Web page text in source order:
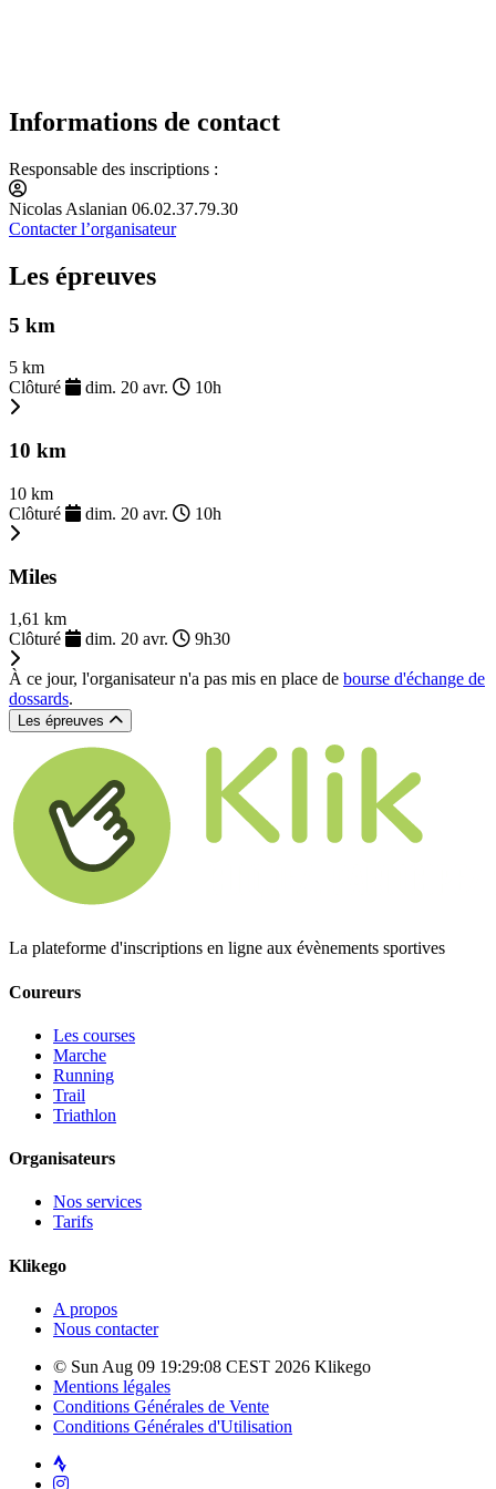
Informations de contact
Responsable des inscriptions :
Nicolas Aslanian 06.02.37.79.30
Contacter l’organisateur
Les épreuves
5 km
5 km
Clôturé
dim. 20 avr. 10h
10 km
10 km
Clôturé
dim. 20 avr. 10h
Miles
1,61 km
Clôturé
dim. 20 avr. 9h30
À ce jour, l'organisateur n'a pas mis en place de bourse d'échange de
dossards.
Les épreuves
La plateforme d'inscriptions en ligne aux évènements sportives
Coureurs
Les courses
Marche
Running
Trail
Triathlon
Organisateurs
Nos services
Tarifs
Klikego
A propos
Nous contacter
© Sun Aug 09 19:29:08 CEST 2026 Klikego
Mentions légales
Conditions Générales de Vente
Conditions Générales d'Utilisation
Strava
Instagram